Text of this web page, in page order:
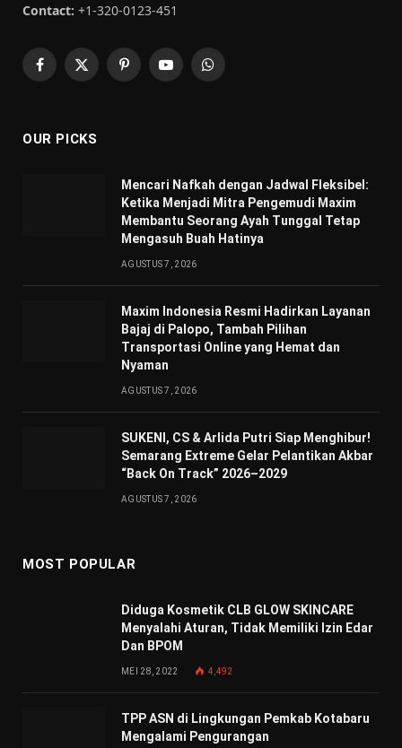
Contact: +1-320-0123-451
Facebook
X
PinterestYouTubeWhatsApp
OUR PICKS
Mencari Nafkah dengan Jadwal Fleksibel:
Ketika Menjadi Mitra Pengemudi Maxim
Membantu Seorang Ayah Tunggal Tetap
Mengasuh Buah Hatinya
AGUSTUS 7, 2026
Maxim Indonesia Resmi Hadirkan Layanan
Bajaj di Palopo, Tambah Pilihan
Transportasi Online yang Hemat dan
Nyaman
AGUSTUS 7, 2026
SUKENI, CS & Arlida Putri Siap Menghibur!
Semarang Extreme Gelar Pelantikan Akbar
“Back On Track” 2026–2029
AGUSTUS 7, 2026
MOST POPULAR
Diduga Kosmetik CLB GLOW SKINCARE
Menyalahi Aturan, Tidak Memiliki Izin Edar
Dan BPOM
MEI 28, 2022 4,492
TPP ASN di Lingkungan Pemkab Kotabaru
Mengalami Pengurangan